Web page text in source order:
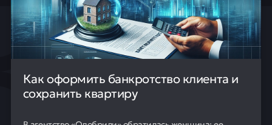
Как оформить банкротство клиента и
сохранить квартиру